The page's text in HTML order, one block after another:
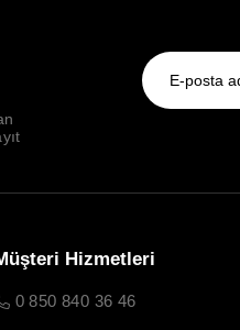
Hizmetleri
0 850 840 36 46